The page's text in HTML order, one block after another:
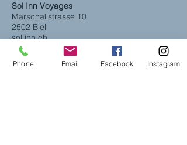
Sol Inn Voyages
Marschallstrasse 10
2502 Biel
sol.inn.ch
La création de l’agence Sol Inn Voyages
remonte à 1991. Établis dans un édifice du
Phone Email Facebook Instagram